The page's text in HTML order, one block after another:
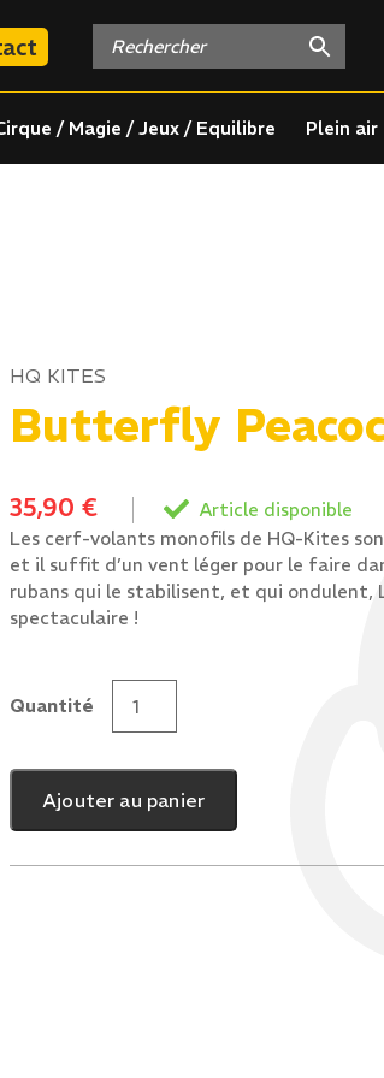
/ Magie / Jeux / Equilibre Plein air
HQ KITES
Butterfly
35,90 €
Article disponible
Les cerf-volants monofils de HQ-Kites
et il suffit d’un vent léger pour le faire
rubans qui le stabilisent, et qui ondulent,
spectaculaire !
Quantité
quantité
Butterfly
Peacock
Ajouter au panier